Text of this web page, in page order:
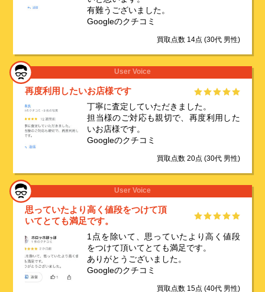
有難うございました。
Googleのクチコミ
買取点数 14点 (30代 男性)
User Voice
再度利用したいお店様です
丁寧に査定していただきました。
担当様のご対応も親切で、再度利用した
いお店様です。
Googleのクチコミ
買取点数 20点 (30代 男性)
User Voice
思っていたより高く値段をつけて頂
いてとても満足です。
1点を除いて、思っていたより高く値段
をつけて頂いてとても満足です。
ありがとうございました。
Googleのクチコミ
買取点数 15点 (40代 男性)